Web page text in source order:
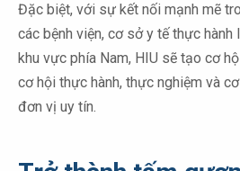
Đặc biệt, với sự kết nối mạnh mẽ
các bệnh viện, cơ sở y tế thực hành
khu vực phía Nam, HIU sẽ tạo cơ
cơ hội thực hành, thực nghiệm và
đơn vị uy tín.